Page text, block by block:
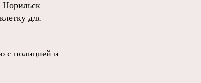
Норильск
для
с полицией и